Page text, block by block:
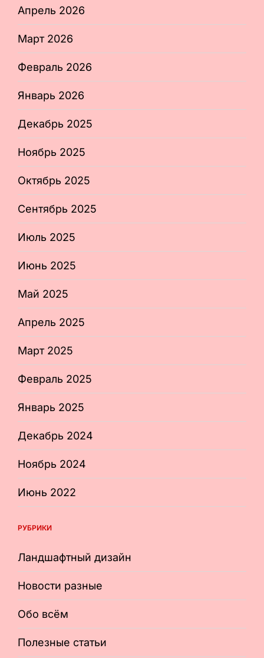
Апрель 2026
Март 2026
Февраль 2026
Январь 2026
Декабрь 2025
Ноябрь 2025
Октябрь 2025
Сентябрь 2025
Июль 2025
Июнь 2025
Май 2025
Апрель 2025
Март 2025
Февраль 2025
Январь 2025
Декабрь 2024
Ноябрь 2024
Июнь 2022
РУБРИКИ
Ландшафтный дизайн
Новости разные
Обо всём
Полезные статьи